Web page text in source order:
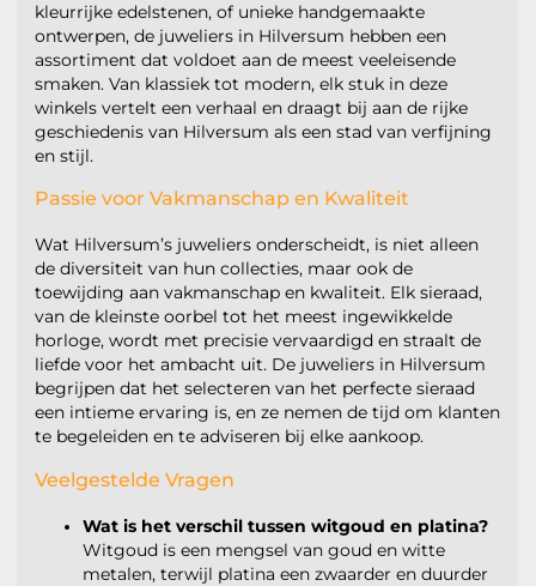
kleurrijke edelstenen, of unieke handgemaakte
ontwerpen, de juweliers in Hilversum hebben een
assortiment dat voldoet aan de meest veeleisende
smaken. Van klassiek tot modern, elk stuk in deze
winkels vertelt een verhaal en draagt bij aan de rijke
geschiedenis van Hilversum als een stad van verfijning
en stijl.
Passie voor Vakmanschap en Kwaliteit
Wat Hilversum’s juweliers onderscheidt, is niet alleen
de diversiteit van hun collecties, maar ook de
toewijding aan vakmanschap en kwaliteit. Elk sieraad,
van de kleinste oorbel tot het meest ingewikkelde
horloge, wordt met precisie vervaardigd en straalt de
liefde voor het ambacht uit. De juweliers in Hilversum
begrijpen dat het selecteren van het perfecte sieraad
een intieme ervaring is, en ze nemen de tijd om klanten
te begeleiden en te adviseren bij elke aankoop.
Veelgestelde Vragen
Wat is het verschil tussen witgoud en platina?
Witgoud is een mengsel van goud en witte
metalen, terwijl platina een zwaarder en duurder